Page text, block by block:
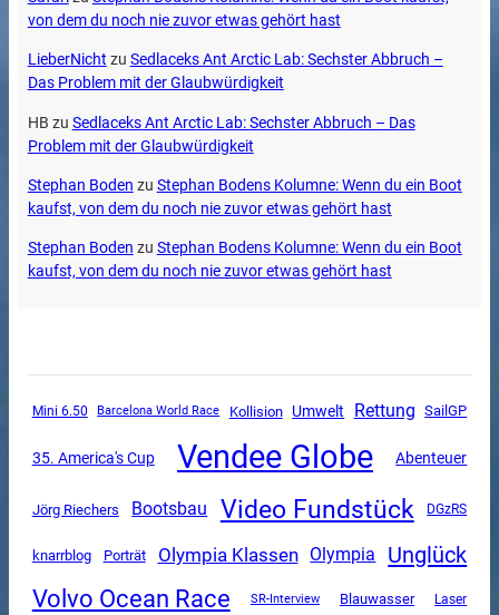
von dem du noch nie zuvor etwas gehört hast
LieberNicht zu Sedlaceks Ant Arctic Lab: Sechster Abbruch –
Das Problem mit der Glaubwürdigkeit
HB zu Sedlaceks Ant Arctic Lab: Sechster Abbruch – Das
Problem mit der Glaubwürdigkeit
Stephan Boden zu Stephan Bodens Kolumne: Wenn du ein Boot
kaufst, von dem du noch nie zuvor etwas gehört hast
Stephan Boden zu Stephan Bodens Kolumne: Wenn du ein Boot
kaufst, von dem du noch nie zuvor etwas gehört hast
Mini 6.50 Barcelona World Race Kollision Umwelt Rettung SailGP
35. America's Cup Vendee Globe Abenteuer
Jörg Riechers Bootsbau Video Fundstück DGzRS
knarrblog Porträt Olympia Klassen Olympia Unglück
Volvo Ocean Race SR-Interview Blauwasser Laser